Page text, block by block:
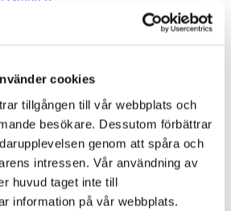
cookies
tillgången till vår webbplats och
besökare. Dessutom förbättrar
genom att spåra och
intressen. Vår användning av
huvud taget inte till
information på vår webbplats.
- Tidskval Grupp B
Grupp A
Grupp A
- Tidskval Grupp A
Grupp B
Grupp B
- Tidskval Grupp B